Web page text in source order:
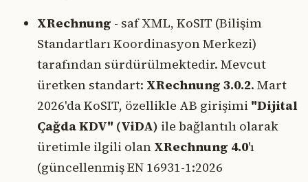
XRechnung - saf XML, KoSIT (Bilişim
Standartları Koordinasyon Merkezi)
tarafından sürdürülmektedir. Mevcut
üretken standart: XRechnung 3.0.2. Mart
2026'da KoSIT, özellikle AB girişimi "Dijital
Çağda KDV" (ViDA) ile bağlantılı olarak
üretimle ilgili olan XRechnung 4.0'ı
(güncellenmiş EN 16931-1:2026